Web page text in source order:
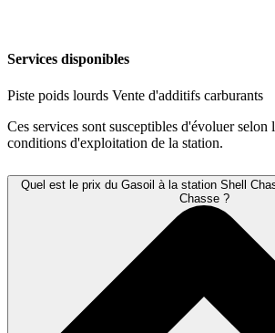
Services disponibles
Piste poids lourds Vente d'additifs carburants
Ces services sont susceptibles d'évoluer selon
conditions d'exploitation de la station.
Quel est le prix du Gasoil à la station Shell
Chasse ?